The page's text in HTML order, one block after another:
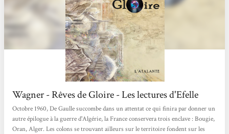
Wagner - Rêves de Gloire - Les lectures d'Efelle
Octobre 1960, De Gaulle succombe dans un attentat ce qui finira par donner un
autre épilogue à la guerre d'Algérie, la France conservera trois enclave : Bougie,
Oran, Alger. Les colons se trouvant ailleurs sur le territoire fondent sur les